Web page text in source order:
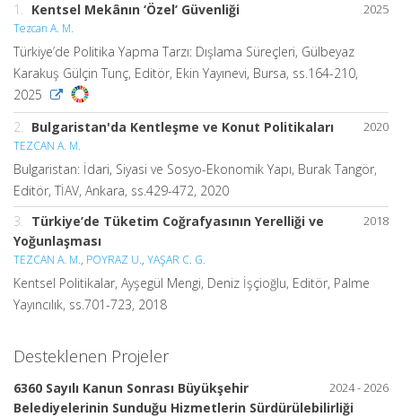
2025
1. Kentsel Mekânın ‘Özel’ Güvenliği
Tezcan A. M.
Türkiye’de Politika Yapma Tarzı: Dışlama Süreçleri, Gülbeyaz
Karakuş Gülçin Tunç, Editör, Ekin Yayınevi, Bursa, ss.164-210,
2025
2020
2. Bulgaristan'da Kentleşme ve Konut Politikaları
TEZCAN A. M.
Bulgaristan: İdari, Siyasi ve Sosyo-Ekonomik Yapı, Burak Tangör,
Editör, TİAV, Ankara, ss.429-472, 2020
2018
3. Türkiye’de Tüketim Coğrafyasının Yerelliği ve
Yoğunlaşması
TEZCAN A. M., POYRAZ U., YAŞAR C. G.
Kentsel Politikalar, Ayşegül Mengi, Deniz İşçioğlu, Editör, Palme
Yayıncılık, ss.701-723, 2018
Desteklenen Projeler
2024 - 2026
6360 Sayılı Kanun Sonrası Büyükşehir
Belediyelerinin Sunduğu Hizmetlerin Sürdürülebilirliği